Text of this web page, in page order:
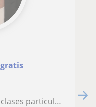
de alemán